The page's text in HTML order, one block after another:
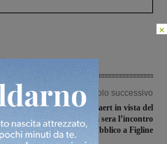
Articolo successivo
Occhi puntati su Bekaert in vista del
tavolo al Mise: questa sera l’incontro
pubblico a Figline
×